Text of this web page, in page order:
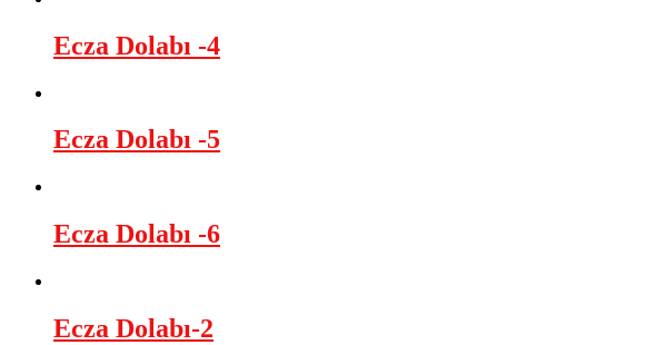
Ecza Dolabı -4
Ecza Dolabı -5
Ecza Dolabı -6
Ecza Dolabı-2